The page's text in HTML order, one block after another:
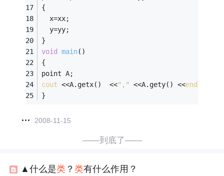
{
  x=xx;
  y=yy;
}
void main()
{
point A;
cout <<A.getx()  <<"," <<A.gety() <<endl
}
2008-11-15
——到底了——
▲什么是类 ？类有什么作用？